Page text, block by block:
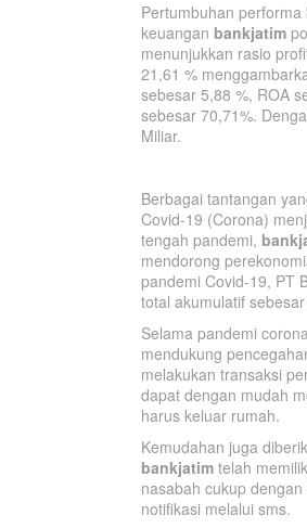
Pertumbuhan
keuangan bankjatim
menunjukkan rasio
21,61 %
sebesar 5,88 %, ROA
sebesar 70,71%.
Miliar.
Berbagai tantangan
Covid-19 (Corona)
tengah pandemi,
mendorong
pandemi Covid-19, PT
total akumulatif
Selama pandemi
mendukung
melakukan transaksi
dapat dengan mudah
harus keluar rumah.
Kemudahan juga
bankjatim telah
nasabah cukup
notifikasi melalui sms.